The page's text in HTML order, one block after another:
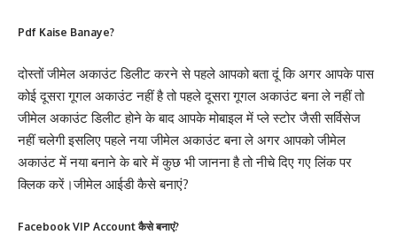
Pdf Kaise Banaye?
दोस्तों जीमेल अकाउंट डिलीट करने से पहले आपको बता दूं कि अगर आपके पास
कोई दूसरा गूगल अकाउंट नहीं है तो पहले दूसरा गूगल अकाउंट बना ले नहीं तो
जीमेल अकाउंट डिलीट होने के बाद आपके मोबाइल में प्ले स्टोर जैसी सर्विसेज
नहीं चलेगी इसलिए पहले नया जीमेल अकाउंट बना ले अगर आपको जीमेल
अकाउंट में नया बनाने के बारे में कुछ भी जानना है तो नीचे दिए गए लिंक पर
क्लिक करें।जीमेल आईडी कैसे बनाएं?
Facebook VIP Account कैसे बनाएं?